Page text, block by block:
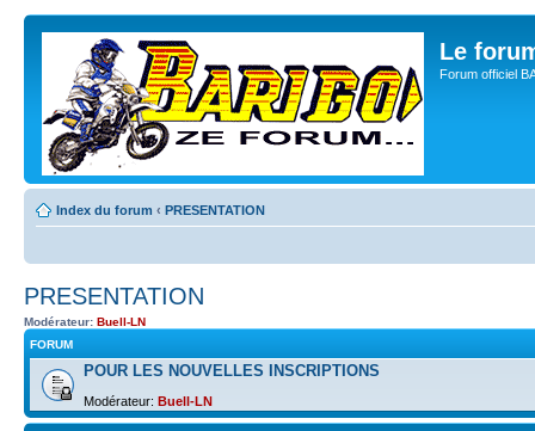
Le
Forum officiel
Index du forum ‹ PRESENTATION
PRESENTATION
Modérateur: Buell-LN
FORUM
POUR LES NOUVELLES INSCRIPTIONS
Modérateur: Buell-LN